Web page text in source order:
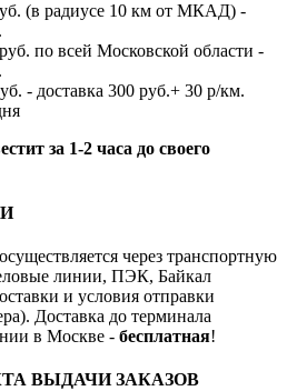
(в радиусе 10 км от МКАД) -
по всей Московской области -
- доставка 300 руб.+ 30 р/км.
за 1-2 часа до своего
через транспортную
линии, ПЭК, Байкал
и условия отправки
Доставка до терминала
в Москве - бесплатная!
ВЫДАЧИ ЗАКАЗОВ